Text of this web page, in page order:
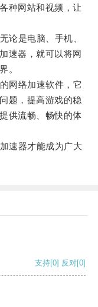
种网站和视频，让
是电脑、手机、
速器，就可以将网
。
网络加速软件，它
题，提高游戏的稳
供流畅、畅快的体
速器才能成为广大
支持[0] 反对[0]